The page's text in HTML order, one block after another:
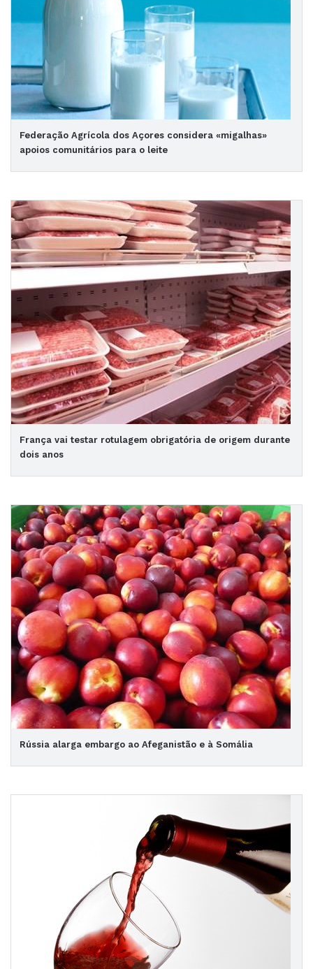
Federação Agrícola dos Açores considera «migalhas»
apoios comunitários para o leite
França vai testar rotulagem obrigatória de origem durante
dois anos
Rússia alarga embargo ao Afeganistão e à Somália